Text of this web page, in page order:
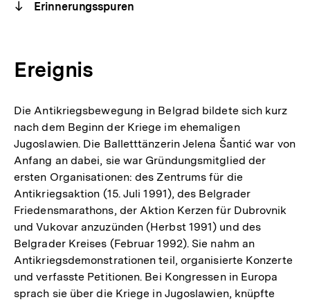
Erinnerungsspuren
Ereignis
Die Antikriegsbewegung in Belgrad bildete sich kurz
nach dem Beginn der Kriege im ehemaligen
Jugoslawien. Die Balletttänzerin Jelena Šantić war von
Anfang an dabei, sie war Gründungsmitglied der
ersten Organisationen: des Zentrums für die
Antikriegsaktion (15. Juli 1991), des Belgrader
Friedensmarathons, der Aktion Kerzen für Dubrovnik
und Vukovar anzuzünden (Herbst 1991) und des
Belgrader Kreises (Februar 1992). Sie nahm an
Antikriegsdemonstrationen teil, organisierte Konzerte
und verfasste Petitionen. Bei Kongressen in Europa
sprach sie über die Kriege in Jugoslawien, knüpfte